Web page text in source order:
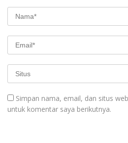
Simpan nama, email, dan situs
untuk komentar saya berikutnya.